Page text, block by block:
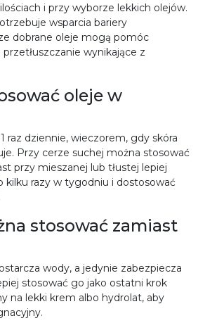
i przy wyborze lekkich olejów.
wsparcia bariery
dobrane oleje mogą pomóc
wynikające z
oleje w
1 raz dziennie, wieczorem, gdy skóra
Przy cerze suchej można stosować
przy mieszanej lub tłustej lepiej
kilku razy w tygodniu i dostosować
stosować zamiast
wody, a jedynie zabezpiecza
stosować go jako ostatni krok
na lekki krem albo hydrolat, aby